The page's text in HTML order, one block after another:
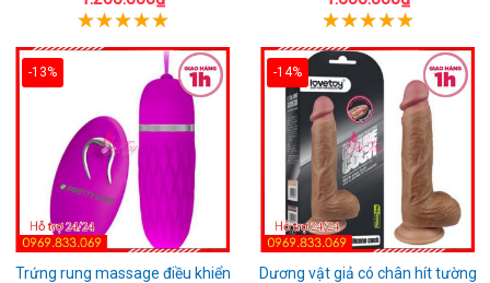
-13%
Trứng rung massage điều khiển
-14%
Dương vật giả có chân hít tường